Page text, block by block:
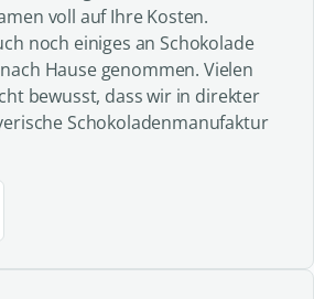
voll auf Ihre Kosten.
noch einiges an Schokolade
Hause genommen. Vielen
bewusst, dass wir in direkter
Schokoladenmanufaktur